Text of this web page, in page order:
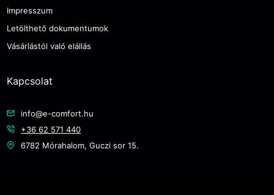
Impresszum
Letölthető dokumentumok
Vásárlástól való elállás
Kapcsolat
info@e-comfort.hu
+36 62 571 440
6782 Mórahalom, Guczi sor 15.